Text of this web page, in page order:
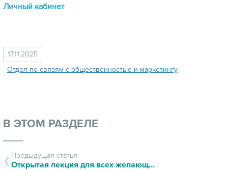
Личный кабинет
17.11.2025
Отдел по связям с общественностью и маркетингу
В ЭТОМ РАЗДЕЛЕ
Предыдущая статья
Открытая лекция для всех желающих